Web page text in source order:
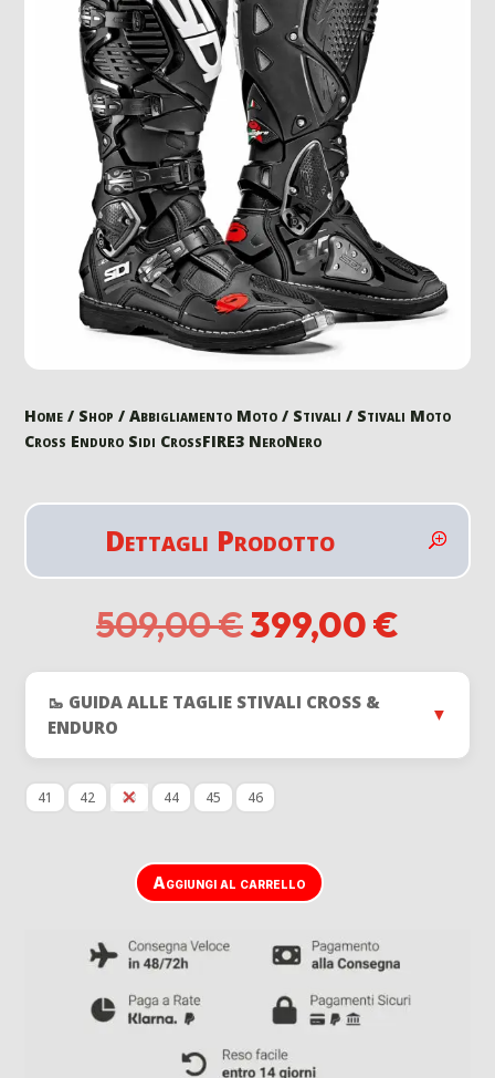
Home / Shop /Abbigliamento Moto / Stivali / Stivali Moto
Cross Enduro Sidi CrossFIRE3 NeroNero
Dettagli Prodotto
509,00€Il
prezzo
originale
era:
399,00€
🥾 GUIDA ALLE TAGLIE STIVALI CROSS &
ENDURO
▼
41 42 43 44 45 46
Aggiungi al carrello